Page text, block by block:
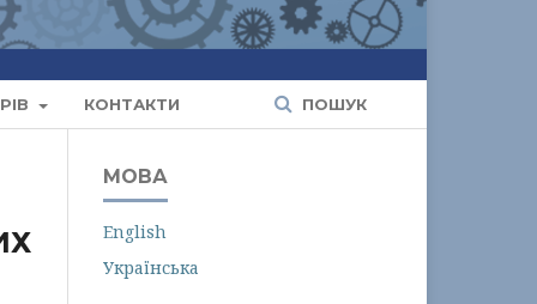
КОНТАКТИ ПОШУК
МОВА
English
Українська